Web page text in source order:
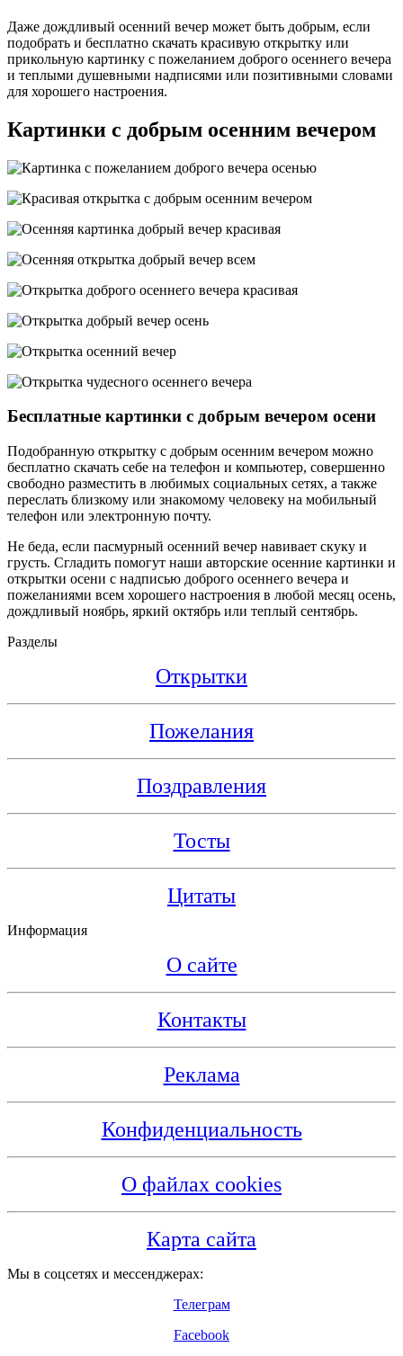
Даже дождливый осенний вечер может быть добрым, если
подобрать и бесплатно скачать красивую открытку или
прикольную картинку с пожеланием доброго осеннего вечера
и теплыми душевными надписями или позитивными словами
для хорошего настроения.
Картинки с добрым осенним вечером
Бесплатные картинки с добрым вечером осени
Подобранную открытку с добрым осенним вечером можно
бесплатно скачать себе на телефон и компьютер, совершенно
свободно разместить в любимых социальных сетях, а также
переслать близкому или знакомому человеку на мобильный
телефон или электронную почту.
Не беда, если пасмурный осенний вечер навивает скуку и
грусть. Сгладить помогут наши авторские осенние картинки и
открытки осени с надписью доброго осеннего вечера и
пожеланиями всем хорошего настроения в любой месяц осень,
дождливый ноябрь, яркий октябрь или теплый сентябрь.
Разделы
Открытки
Пожелания
Поздравления
Тосты
Цитаты
Информация
О сайте
Контакты
Реклама
Конфиденциальность
О файлах cookies
Карта сайта
Мы в соцсетях и мессенджерах:
Телеграм
Facebook